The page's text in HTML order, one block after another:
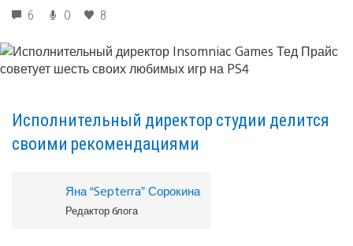
6 0 8
Исполнительный директор студии делится
своими рекомендациями
Яна “Septerra” Сорокина
Редактор блога